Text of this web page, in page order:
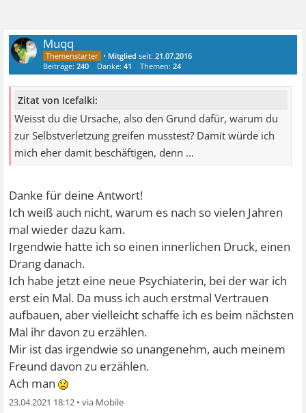
Muqq
• Mitglied seit:21.07.2016
Beiträge:240 Danke:41 Themen:24
Zitat von Icefalki:
Weisst du die Ursache, also den Grund dafür, warum du
zur Selbstverletzung greifen musstest? Damit würde ich
mich eher damit beschäftigen, denn ...
Danke für deine Antwort!
Ich weiß auch nicht, warum es nach so vielen Jahren
mal wieder dazu kam.
Irgendwie hatte ich so einen innerlichen Druck, einen
Drang danach.
Ich habe jetzt eine neue Psychiaterin, bei der war ich
erst ein Mal. Da muss ich auch erstmal Vertrauen
aufbauen, aber vielleicht schaffe ich es beim nächsten
Mal ihr davon zu erzählen.
Mir ist das irgendwie so unangenehm, auch meinem
Freund davon zu erzählen.
Ach man
23.04.2021 18:12 •